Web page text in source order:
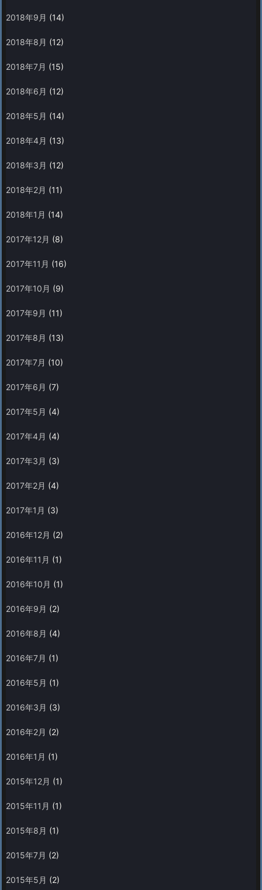
2018年9月 (14)
2018年8月 (12)
2018年7月 (15)
2018年6月 (12)
2018年5月 (14)
2018年4月 (13)
2018年3月 (12)
2018年2月 (11)
2018年1月 (14)
2017年12月 (8)
2017年11月 (16)
2017年10月 (9)
2017年9月 (11)
2017年8月 (13)
2017年7月 (10)
2017年6月 (7)
2017年5月 (4)
2017年4月 (4)
2017年3月 (3)
2017年2月 (4)
2017年1月 (3)
2016年12月 (2)
2016年11月 (1)
2016年10月 (1)
2016年9月 (2)
2016年8月 (4)
2016年7月 (1)
2016年5月 (1)
2016年3月 (3)
2016年2月 (2)
2016年1月 (1)
2015年12月 (1)
2015年11月 (1)
2015年8月 (1)
2015年7月 (2)
2015年5月 (2)